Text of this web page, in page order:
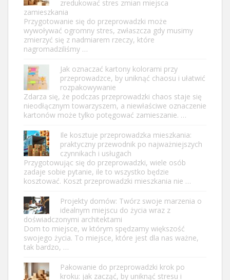
zredukować stres zmian miejsca
zamieszkania
Przygotowanie się do przeprowadzki może
wywoływać ogromny stres, zwłaszcza gdy musimy
zmierzyć się z nadmiarem rzeczy, które
nagromadziliśmy …
Jak oznaczać kartony kolorami przy
przeprowadzce, by uniknąć chaosu i ułatwić
rozpakowywanie
Zdarza się, że podczas przeprowadzki chaos staje się
nieodłącznym towarzyszem, a niewłaściwe oznaczenie
kartonów może tylko potęgować zamieszanie. …
Ile kosztuje przeprowadzka mieszkania:
praktyczny przewodnik po najważniejszych
czynnikach i usługach
Przygotowując się do przeprowadzki, wiele osób
zadaje sobie pytanie, ile to wszystko będzie
kosztować. Koszt przeprowadzki mieszkania nie …
Projekty domów: Twórz swoje marzenia o
idealnym miejscu do życia wraz z
doświadczonymi architektami
Dom to miejsce, w którym spędzamy większość
swojego życia. To miejsce, które jest dla nas ważne,
tak bardzo, …
Pakowanie do przeprowadzki krok po
kroku: jak zacząć, by uniknąć stresu i